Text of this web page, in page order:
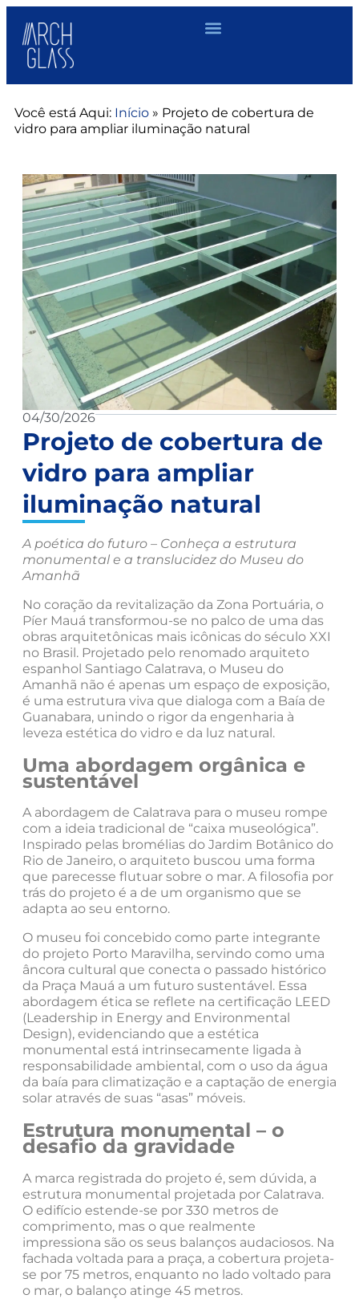
Você está Aqui: Início » Projeto de cobertura de
vidro para ampliar iluminação natural
04/30/2026
Projeto de cobertura de
vidro para ampliar
iluminação natural
A poética do futuro – Conheça a estrutura
monumental e a translucidez do Museu do
Amanhã
No coração da revitalização da Zona Portuária, o
Píer Mauá transformou-se no palco de uma das
obras arquitetônicas mais icônicas do século XXI
no Brasil. Projetado pelo renomado arquiteto
espanhol Santiago Calatrava, o Museu do
Amanhã não é apenas um espaço de exposição,
é uma estrutura viva que dialoga com a Baía de
Guanabara, unindo o rigor da engenharia à
leveza estética do vidro e da luz natural.
Uma abordagem orgânica e
sustentável
A abordagem de Calatrava para o museu rompe
com a ideia tradicional de “caixa museológica”.
Inspirado pelas bromélias do Jardim Botânico do
Rio de Janeiro, o arquiteto buscou uma forma
que parecesse flutuar sobre o mar. A filosofia por
trás do projeto é a de um organismo que se
adapta ao seu entorno.
O museu foi concebido como parte integrante
do projeto Porto Maravilha, servindo como uma
âncora cultural que conecta o passado histórico
da Praça Mauá a um futuro sustentável. Essa
abordagem ética se reflete na certificação LEED
(Leadership in Energy and Environmental
Design), evidenciando que a estética
monumental está intrinsecamente ligada à
responsabilidade ambiental, com o uso da água
da baía para climatização e a captação de energia
solar através de suas “asas” móveis.
Estrutura monumental – o
desafio da gravidade
A marca registrada do projeto é, sem dúvida, a
estrutura monumental projetada por Calatrava.
O edifício estende-se por 330 metros de
comprimento, mas o que realmente
impressiona são os seus balanços audaciosos. Na
fachada voltada para a praça, a cobertura projeta-
se por 75 metros, enquanto no lado voltado para
o mar, o balanço atinge 45 metros.